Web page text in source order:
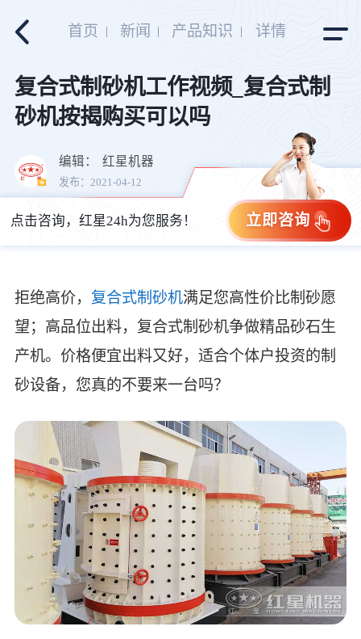
首页 新闻 产品知识 详情
复合式制砂机工作视频_复合式制
砂机按揭购买可以吗
编辑： 红星机器
发布：2021-04-12
立即咨询
点击咨询，红星24h为您服务！
拒绝高价， 复合式制砂机满足您高性价比制砂愿
望；高品位出料，复合式制砂机争做精品砂石生
产机。价格便宜出料又好，适合个体户投资的制
砂设备，您真的不要来一台吗？